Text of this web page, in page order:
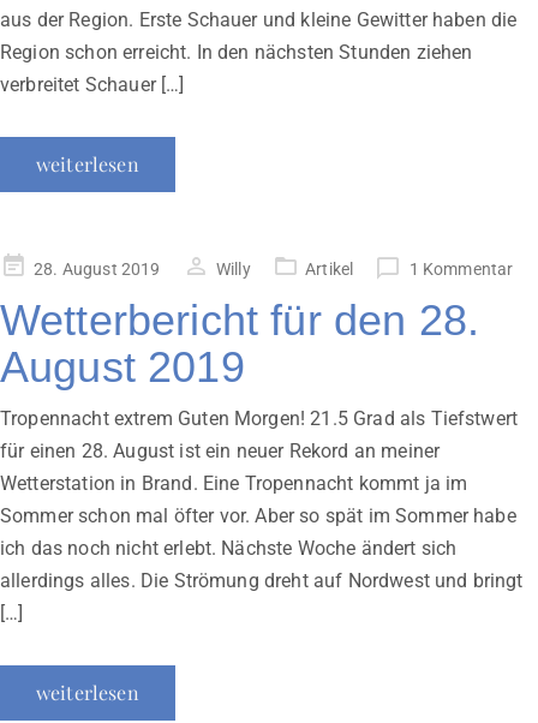
aus der Region. Erste Schauer und kleine Gewitter haben die
Region schon erreicht. In den nächsten Stunden ziehen
verbreitet Schauer […]
weiterlesen
Veröffentlicht
28. August 2019 Willy Artikel 1 Kommentar
Wetterbericht für den 28.
August 2019
Tropennacht extrem Guten Morgen! 21.5 Grad als Tiefstwert
für einen 28. August ist ein neuer Rekord an meiner
Wetterstation in Brand. Eine Tropennacht kommt ja im
Sommer schon mal öfter vor. Aber so spät im Sommer habe
ich das noch nicht erlebt. Nächste Woche ändert sich
allerdings alles. Die Strömung dreht auf Nordwest und bringt
[…]
weiterlesen